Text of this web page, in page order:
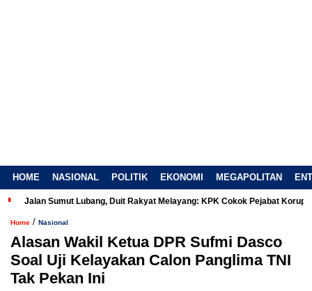
HOME NASIONAL POLITIK EKONOMI MEGAPOLITAN
Jalan Sumut Lubang, Duit Rakyat Melayang: KPK Cokok Pejabat Korup
Home / Nasional
Alasan Wakil Ketua DPR Sufmi Dasco
Soal Uji Kelayakan Calon Panglima TNI
Tak Pekan Ini